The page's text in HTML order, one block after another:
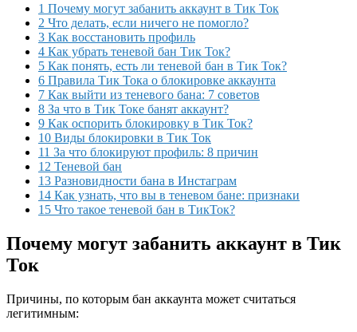
1 Почему могут забанить аккаунт в Тик Ток
2 Что делать, если ничего не помогло?
3 Как восстановить профиль
4 Как убрать теневой бан Тик Ток?
5 Как понять, есть ли теневой бан в Тик Ток?
6 Правила Тик Тока о блокировке аккаунта
7 Как выйти из теневого бана: 7 советов
8 За что в Тик Токе банят аккаунт?
9 Как оспорить блокировку в Тик Ток?
10 Виды блокировки в Тик Ток
11 За что блокируют профиль: 8 причин
12 Теневой бан
13 Разновидности бана в Инстаграм
14 Как узнать, что вы в теневом бане: признаки
15 Что такое теневой бан в ТикТок?
Почему могут забанить аккаунт в Тик
Ток
Причины, по которым бан аккаунта может считаться
легитимным: